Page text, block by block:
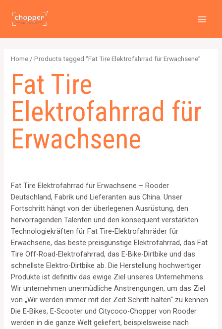
Inhalt
springen
p
d
u
c
t
d
u
c
t
s
d
u
t
s
d
u
c
t
s
d
u
c
t
s
r
u
c
t
s
Home / Products tagged “Fat Tire Elektrofahrrad für Erwachsene”
Fat Tire
Elektrofahrrad für
Erwachsene
Fat Tire Elektrofahrrad für Erwachsene – Rooder
Deutschland, Fabrik und Lieferanten aus China. Unser
Fortschritt hängt von der überlegenen Ausrüstung, den
hervorragenden Talenten und den konsequent verstärkten
Technologiekräften für Fat Tire-Elektrofahrräder für
Erwachsene, das beste preisgünstige Elektrofahrrad, das Fat
Tire Off-Road-Elektrofahrrad, das E-Bike-Dirtbike und das
schnellste Elektro-Dirtbike ab. Die Herstellung hochwertiger
Produkte ist definitiv das ewige Ziel unseres Unternehmens.
Wir unternehmen unermüdliche Anstrengungen, um das Ziel
von „Wir werden immer mit der Zeit Schritt halten“ zu kennen.
Die E-Bikes, E-Scooter und Citycoco-Chopper von Rooder
werden in die ganze Welt geliefert, beispielsweise nach